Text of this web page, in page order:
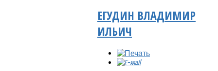
ЕГУДИН ВЛАДИМИР
ИЛЬИЧ